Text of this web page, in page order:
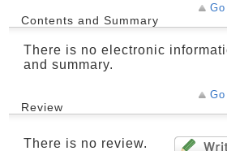
Contents and Summary
There is no electronic
and summary.
Review
There is no review.